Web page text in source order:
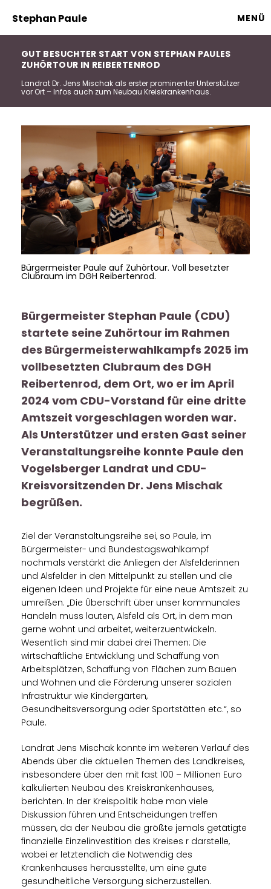
Stephan Paule MENÜ
GUT BESUCHTER START VON STEPHAN PAULES
ZUHÖRTOUR IN REIBERTENROD
Landrat Dr. Jens Mischak als erster prominenter Unterstützer
vor Ort – Infos auch zum Neubau Kreiskrankenhaus.
Bürgermeister Paule auf Zuhörtour. Voll besetzter
Clubraum im DGH Reibertenrod.
Bürgermeister Stephan Paule (CDU)
startete seine Zuhörtour im Rahmen
des Bürgermeisterwahlkampfs 2025 im
vollbesetzten Clubraum des DGH
Reibertenrod, dem Ort, wo er im April
2024 vom CDU-Vorstand für eine dritte
Amtszeit vorgeschlagen worden war.
Als Unterstützer und ersten Gast seiner
Veranstaltungsreihe konnte Paule den
Vogelsberger Landrat und CDU-
Kreisvorsitzenden Dr. Jens Mischak
begrüßen.
Ziel der Veranstaltungsreihe sei, so Paule, im
Bürgermeister- und Bundestagswahlkampf
nochmals verstärkt die Anliegen der Alsfelderinnen
und Alsfelder in den Mittelpunkt zu stellen und die
eigenen Ideen und Projekte für eine neue Amtszeit zu
umreißen. „Die Überschrift über unser kommunales
Handeln muss lauten, Alsfeld als Ort, in dem man
gerne wohnt und arbeitet, weiterzuentwickeln.
Wesentlich sind mir dabei drei Themen: Die
wirtschaftliche Entwicklung und Schaffung von
Arbeitsplätzen, Schaffung von Flächen zum Bauen
und Wohnen und die Förderung unserer sozialen
Infrastruktur wie Kindergärten,
Gesundheitsversorgung oder Sportstätten etc.“, so
Paule.
Landrat Jens Mischak konnte im weiteren Verlauf des
Abends über die aktuellen Themen des Landkreises,
insbesondere über den mit fast 100 – Millionen Euro
kalkulierten Neubau des Kreiskrankenhauses,
berichten. In der Kreispolitik habe man viele
Diskussion führen und Entscheidungen treffen
müssen, da der Neubau die größte jemals getätigte
finanzielle Einzelinvestition des Kreises r darstelle,
wobei er letztendlich die Notwendig des
Krankenhauses herausstellte, um eine gute
gesundheitliche Versorgung sicherzustellen.